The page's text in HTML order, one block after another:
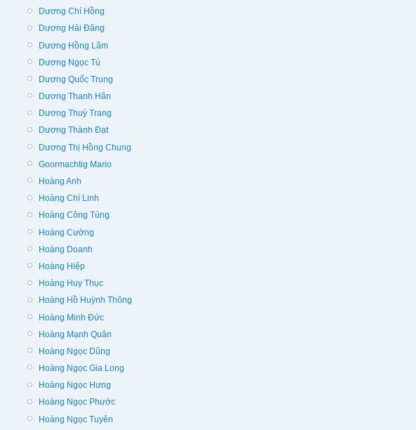
Dương Chí Hồng
Dương Hải Đăng
Dương Hồng Lãm
Dương Ngọc Tú
Dương Quốc Trung
Dương Thanh Hân
Dương Thuỳ Trang
Dương Thành Đạt
Dương Thị Hồng Chung
Goormachtig Mario
Hoàng Anh
Hoàng Chí Linh
Hoàng Công Tùng
Hoàng Cường
Hoàng Doanh
Hoàng Hiệp
Hoàng Huy Thục
Hoàng Hồ Huỳnh Thông
Hoàng Minh Đức
Hoàng Mạnh Quân
Hoàng Ngọc Dũng
Hoàng Ngọc Gia Long
Hoàng Ngọc Hưng
Hoàng Ngọc Phước
Hoàng Ngọc Tuyên